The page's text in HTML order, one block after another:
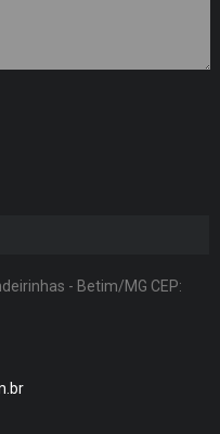
- Betim/MG CEP: